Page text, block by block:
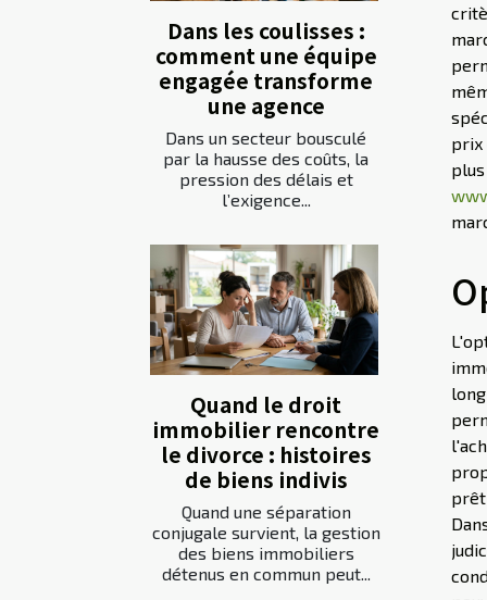
Dans les coulisses :
comment une équipe
engagée transforme
une agence
Dans un secteur bousculé
par la hausse des coûts, la
pression des délais et
l’exigence...
Quand le droit
immobilier rencontre
le divorce : histoires
de biens indivis
Quand une séparation
conjugale survient, la gestion
des biens immobiliers
détenus en commun peut...
prix